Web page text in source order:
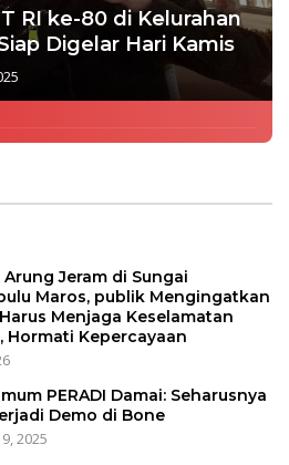
RI ke-80 di Kelurahan
Digelar Hari Kamis
Arung Jeram di Sungai
Maros, publik Mengingatkan
Menjaga Keselamatan
Hormati Kepercayaan
PERADI Damai: Seharusnya
Demo di Bone
2025